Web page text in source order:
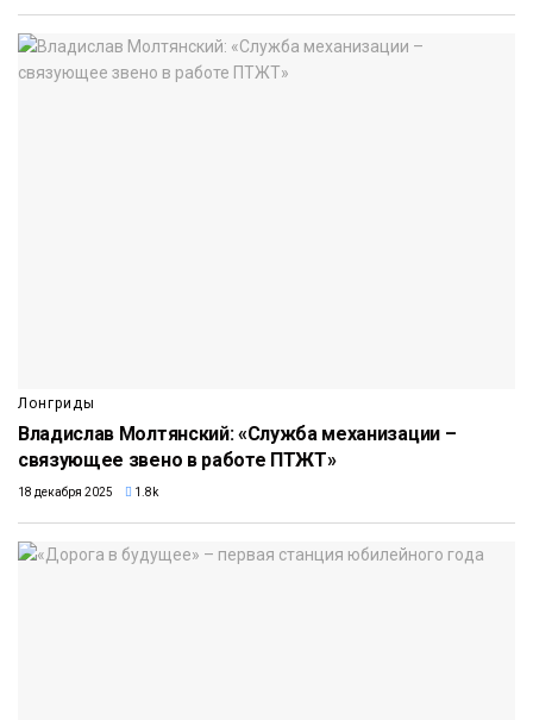
Лонгриды
Владислав Молтянский: «Служба механизации –
связующее звено в работе ПТЖТ»
18 декабря 2025 1.8k